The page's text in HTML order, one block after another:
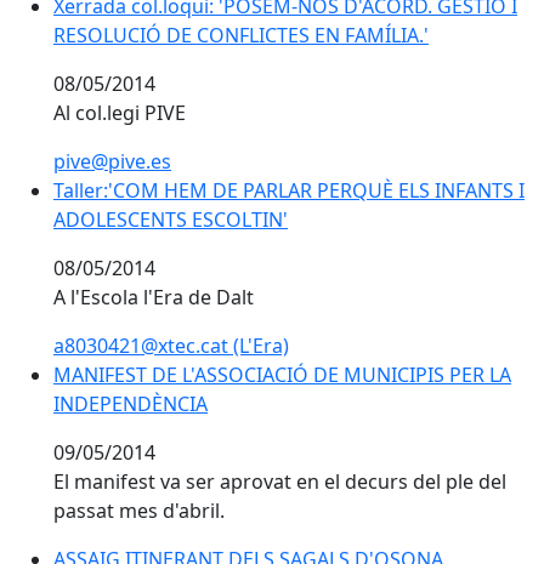
Xerrada col.loqui: 'POSEM-NOS D'ACORD. GESTIÓ I
RESOLUCIÓ DE CONFLICTES EN FAMÍLIA.'
Xerrada col.loqui: 'POSEM-NOS D'ACORD. GESTIÓ I
RESOLUCIÓ DE CONFLICTES EN FAMÍLIA.'
08/05/2014
Al col.legi PIVE
pive@pive.es
Taller:'COM HEM DE PARLAR PERQUÈ ELS INFANTS I
ADOLESCENTS ESCOLTIN'
08/05/2014
A l'Escola l'Era de Dalt
a8030421@xtec.cat (L'Era)
MANIFEST DE L'ASSOCIACIÓ DE MUNICIPIS PER LA
INDEPENDÈNCIA
MANIFEST DE L'ASSOCIACIÓ DE MUNICIPIS PER LA
INDEPENDÈNCIA
09/05/2014
El manifest va ser aprovat en el decurs del ple del
passat mes d'abril.